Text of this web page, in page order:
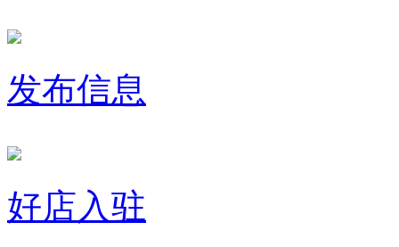
发布信息
好店入驻